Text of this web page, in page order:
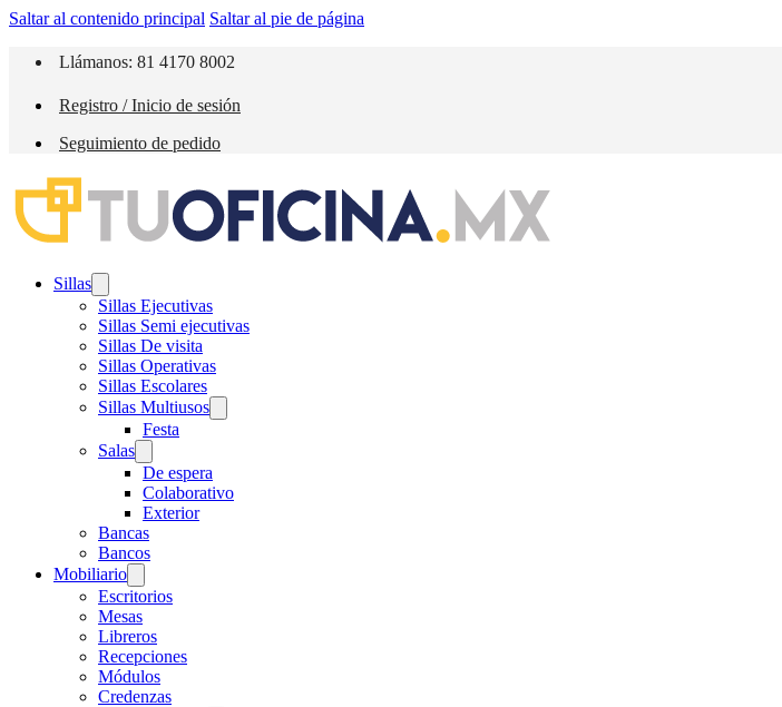
Saltar al contenido principal Saltar al pie de página
Llámanos: 81 4170 8002
Registro / Inicio de sesión
Seguimiento de pedido
Sillas
Sillas Ejecutivas
Sillas Semi ejecutivas
Sillas De visita
Sillas Operativas
Sillas Escolares
Sillas Multiusos
Festa
Salas
De espera
Colaborativo
Exterior
Bancas
Bancos
Mobiliario
Escritorios
Mesas
Libreros
Recepciones
Módulos
Credenzas